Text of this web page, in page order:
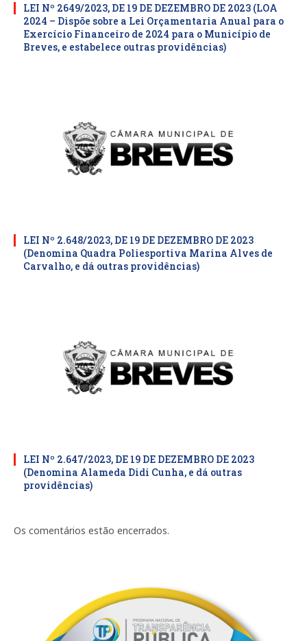
LEI Nº 2649/2023, DE 19 DE DEZEMBRO DE 2023 (LOA
2024 – Dispõe sobre a Lei Orçamentaria Anual para o
Exercício Financeiro de 2024 para o Município de
Breves, e estabelece outras providências)
LEI Nº 2.648/2023, DE 19 DE DEZEMBRO DE 2023
(Denomina Quadra Poliesportiva Marina Alves de
Carvalho, e dá outras providências)
LEI Nº 2.647/2023, DE 19 DE DEZEMBRO DE 2023
(Denomina Alameda Didi Cunha, e dá outras
providências)
Os comentários estão encerrados.